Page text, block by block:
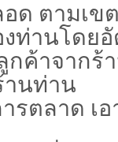
อด ตามเ
ท่านโดย
ค้าจากร้
านท่าน
รตลาด เ